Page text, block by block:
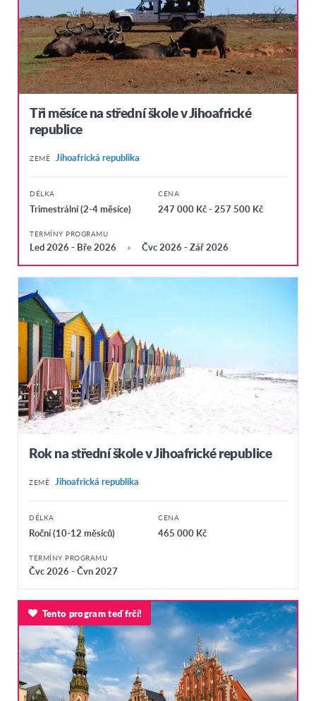
Tři měsíce na střední škole v Jihoafrické
republice
ZEMĚ Jihoafrická republika
DÉLKA
Trimestrální (2-4 měsíce)
CENA
247 000 Kč - 257 500 Kč
TERMÍNY PROGRAMU
Led 2026 - Bře 2026 Čvc 2026 - Zář 2026
Rok na střední škole v Jihoafrické republice
ZEMĚ Jihoafrická republika
DÉLKA
Roční (10-12 měsíců)
CENA
465 000 Kč
TERMÍNY PROGRAMU
Čvc 2026 - Čvn 2027
Tento program teď frčí!